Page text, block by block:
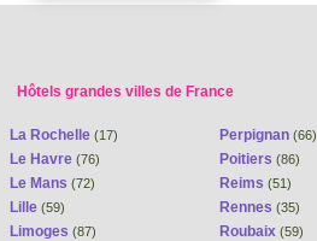
Hôtels grandes villes de France
La Rochelle (17)
Le Havre (76)
Le Mans (72)
Lille (59)
Limoges (87)
Perpignan (66)
Poitiers (86)
Reims (51)
Rennes (35)
Roubaix (59)